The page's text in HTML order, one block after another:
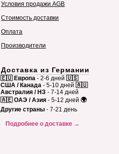
Условия продажи AGB
Стоимость доставки
Оплата
Производители
Доставка из Германии
🇪🇺 Европа - 2-6 дней 🇺🇸
США / Канада - 5-10 дней 🇦🇺
Австралия / НЗ - 7-14 дней
🇦🇪 ОАЭ / Азия - 5-12 дней 🌍
Другие страны - 7-21 день
Подробнее о доставке →